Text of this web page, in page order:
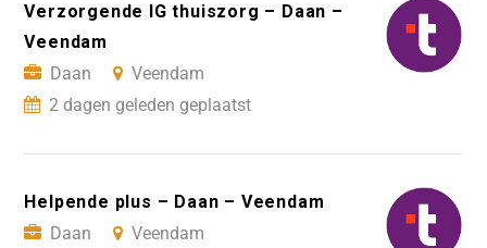
Verzorgende IG thuiszorg – Daan –
Veendam
Daan
Veendam
2 dagen geleden geplaatst
Helpende plus – Daan – Veendam
Daan
Veendam